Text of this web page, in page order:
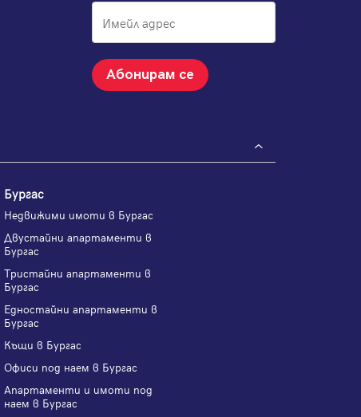
Абонирам се
Бургас
Недвижими имоти в Бургас
Двустайни апартаменти в
Бургас
Тристайни апартаменти в
Бургас
Едностайни апартаменти в
Бургас
Къщи в Бургас
Офиси под наем в Бургас
Апартаменти и имоти под
наем в Бургас